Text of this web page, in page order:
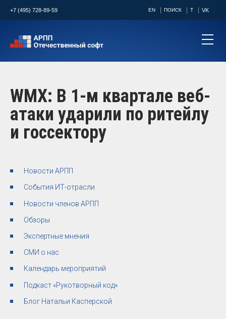
+7 (495) 728-89-59 EN ПОИСК T VK
WMX: В 1-м квартале веб-
атаки ударили по ритейлу
и госсектору
Новости АРПП
События ИТ-отрасли
Новости членов АРПП
Обзоры
Экспертные мнения
СМИ о нас
Календарь мероприятий
Подкаст «Рукотворный код»
Блог Натальи Касперской